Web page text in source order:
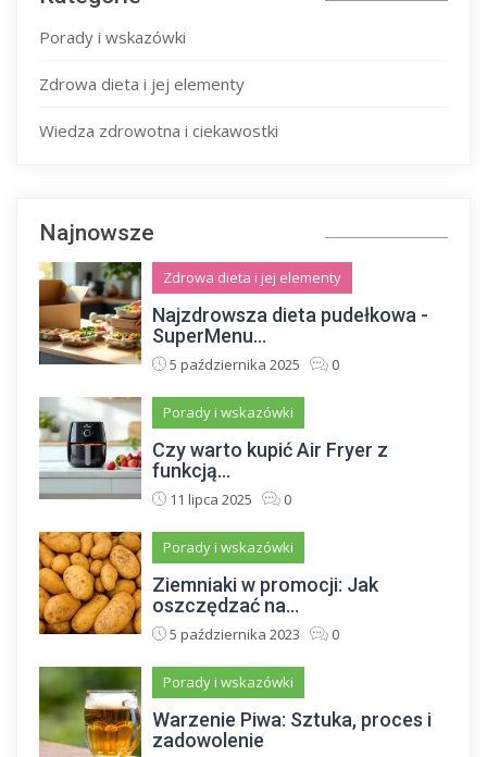
Porady i wskazówki
Zdrowa dieta i jej elementy
Wiedza zdrowotna i ciekawostki
Najnowsze
Zdrowa dieta i jej elementy
Najzdrowsza dieta pudełkowa -
SuperMenu...
5 października 2025 0
Porady i wskazówki
Czy warto kupić Air Fryer z
funkcją...
11 lipca 2025 0
Porady i wskazówki
Ziemniaki w promocji: Jak
oszczędzać na...
5 października 2023 0
Porady i wskazówki
Warzenie Piwa: Sztuka, proces i
zadowolenie